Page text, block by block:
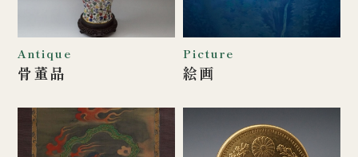
Antique
骨董品
Picture
絵画